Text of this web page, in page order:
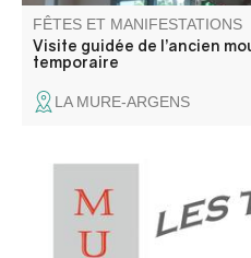
FÊTES ET MANIFESTATIONS
Visite guidée de l’ancien
temporaire
LA MURE-ARGENS
Annot est situé en pays
de découvrir les richesses et
territoire montagnard, à